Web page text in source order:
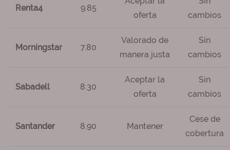
Renta4 9.85
oferta
cambios
Morningstar 7.80
Valorado de
manera justa
Sin
cambios
Sabadell 8.30
Aceptar la
oferta
Sin
cambios
Santander 8.90 Mantener
Cese de
cobertura